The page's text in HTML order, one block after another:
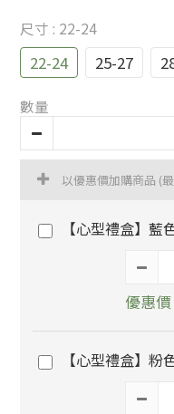
尺寸 : 22-24
22-24 25-27
數量
以優惠價加購商品 (
【心型禮盒】藍
優惠
【心型禮盒】粉